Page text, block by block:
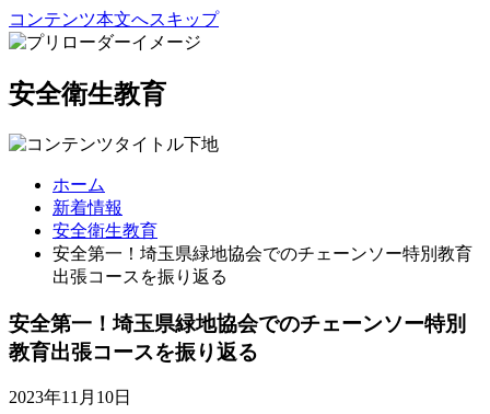
コンテンツ本文へスキップ
安全衛生教育
ホーム
新着情報
安全衛生教育
安全第一！埼玉県緑地協会でのチェーンソー特別教育
出張コースを振り返る
安全第一！埼玉県緑地協会でのチェーンソー特別
教育出張コースを振り返る
2023年11月10日